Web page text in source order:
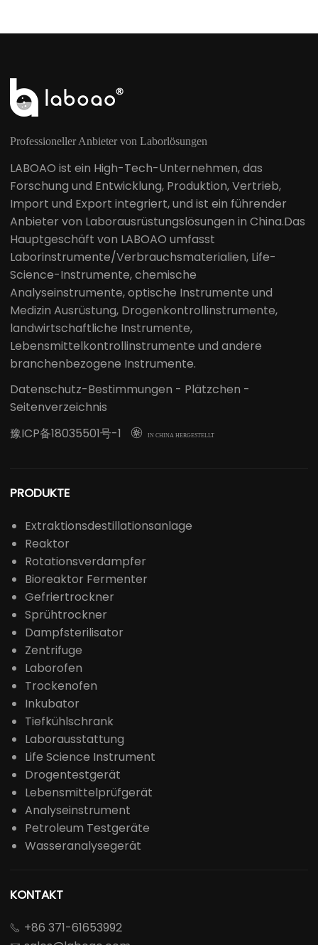
Professioneller Anbieter von Laborlösungen
LABOAO ist ein High-Tech-Unternehmen, das
Forschung und Entwicklung, Produktion, Vertrieb,
Import und Export integriert, und ist ein führender
Anbieter von Laborausrüstungslösungen in China.Das
Hauptgeschäft von LABOAO umfasst
Laborinstrumente/Verbrauchsmaterialien, Life-
Science-Instrumente, chemische
Analyseinstrumente, optische Instrumente und
Medizin Ausrüstung, Drogenkontrollinstrumente,
landwirtschaftliche Instrumente,
Lebensmittelkontrollinstrumente und andere
branchenbezogene Instrumente.
Datenschutz-Bestimmungen - Plätzchen -
Seitenverzeichnis
豫ICP备18035501号-1
 IN CHINA HERGESTELLT
PRODUKTE
Extraktionsdestillationsanlage
Reaktor
Rotationsverdampfer
Bioreaktor Fermenter
Gefriertrockner
Sprühtrockner
Dampfsterilisator
Zentrifuge
Laborofen
Trockenofen
Inkubator
Tiefkühlschrank
Laborausstattung
Life Science Instrument
Drogentestgerät
Lebensmittelprüfgerät
Analyseinstrument
Petroleum Testgeräte
Wasseranalysegerät
KONTAKT
 +86 371-61653992